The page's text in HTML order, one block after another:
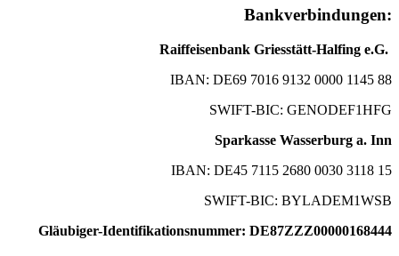
Bankverbindungen:
Raiffeisenbank Griesstätt-Halfing e.G.
IBAN: DE69 7016 9132 0000 1145 88
SWIFT-BIC: GENODEF1HFG
Sparkasse Wasserburg a. Inn
IBAN: DE45 7115 2680 0030 3118 15
SWIFT-BIC: BYLADEM1WSB
Gläubiger-Identifikationsnummer: DE87ZZZ00000168444